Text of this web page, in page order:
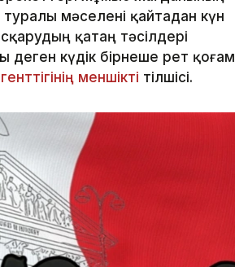
мәселені қайтадан күн
қатаң тәсілдері
күдік бірнеше рет қоғам
меншікті тілшісі.